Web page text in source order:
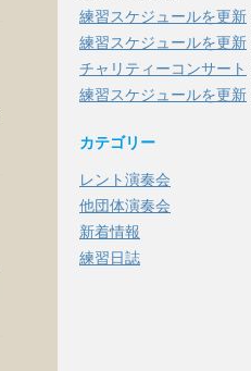
練習スケジュールを更新
練習スケジュールを更新
チャリティーコンサート
練習スケジュールを更新
カテゴリー
レント演奏会
他団体演奏会
新着情報
練習日誌